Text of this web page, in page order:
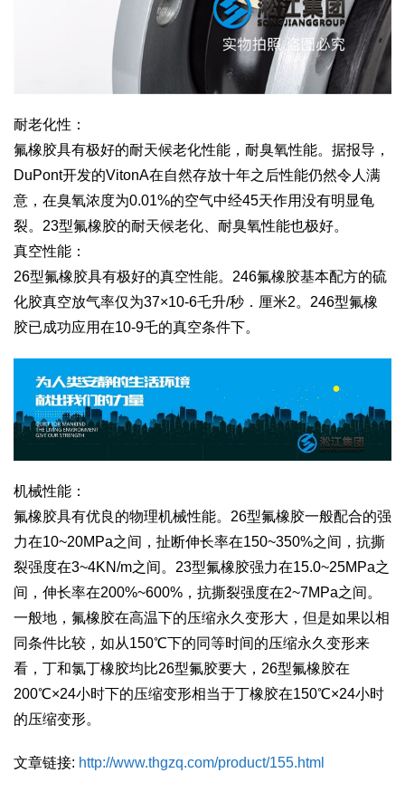
耐老化性：
氟橡胶具有极好的耐天候老化性能，耐臭氧性能。据报导，
DuPont开发的VitonA在自然存放十年之后性能仍然令人满
意，在臭氧浓度为0.01%的空气中经45天作用没有明显龟
裂。23型氟橡胶的耐天候老化、耐臭氧性能也极好。
真空性能：
26型氟橡胶具有极好的真空性能。246氟橡胶基本配方的硫
化胶真空放气率仅为37×10-6乇升/秒．厘米2。246型氟橡
胶已成功应用在10-9乇的真空条件下。
机械性能：
氟橡胶具有优良的物理机械性能。26型氟橡胶一般配合的强
力在10~20MPa之间，扯断伸长率在150~350%之间，抗撕
裂强度在3~4KN/m之间。23型氟橡胶强力在15.0~25MPa之
间，伸长率在200%~600%，抗撕裂强度在2~7MPa之间。
一般地，氟橡胶在高温下的压缩永久变形大，但是如果以相
同条件比较，如从150℃下的同等时间的压缩永久变形来
看，丁和氯丁橡胶均比26型氟胶要大，26型氟橡胶在
200℃×24小时下的压缩变形相当于丁橡胶在150℃×24小时
的压缩变形。
文章链接: http://www.thgzq.com/product/155.html